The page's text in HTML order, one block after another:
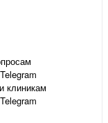
клиникам